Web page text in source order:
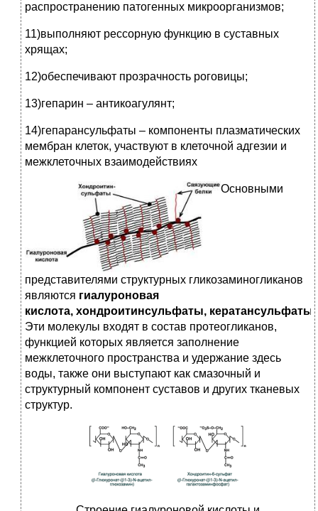
распространению патогенных микроорганизмов;
11)выполняют рессорную функцию в суставных
хрящах;
12)обеспечивают прозрачность роговицы;
13)гепарин – антикоагулянт;
14)гепарансульфаты – компоненты плазматических
мембран клеток, участвуют в клеточной адгезии и
межклеточных взаимодействиях
Основными
представителями структурных гликозаминогликанов
являются гиалуроновая
кислота, хондроитинсульфаты, кератансульфаты
Эти молекулы входят в состав протеогликанов,
функцией которых является заполнение
межклеточного пространства и удержание здесь
воды, также они выступают как смазочный и
структурный компонент суставов и других тканевых
структур.